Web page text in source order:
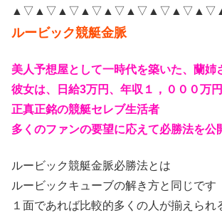
ルービック競艇金脈
美人予想屋として一時代を築いた、蘭姉
彼女は、日給3万円、年収１，０００万
正真正銘の競艇セレブ生活者
多くのファンの要望に応えて必勝法を公
ルービック競艇金脈必勝法とは
ルービックキューブの解き方と同じです
１面であれば比較的多くの人が揃えられ